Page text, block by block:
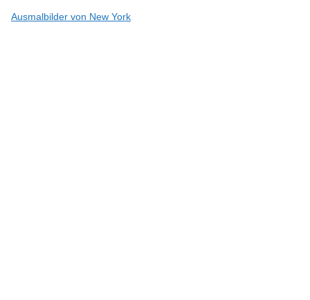
Ausmalbilder von New York